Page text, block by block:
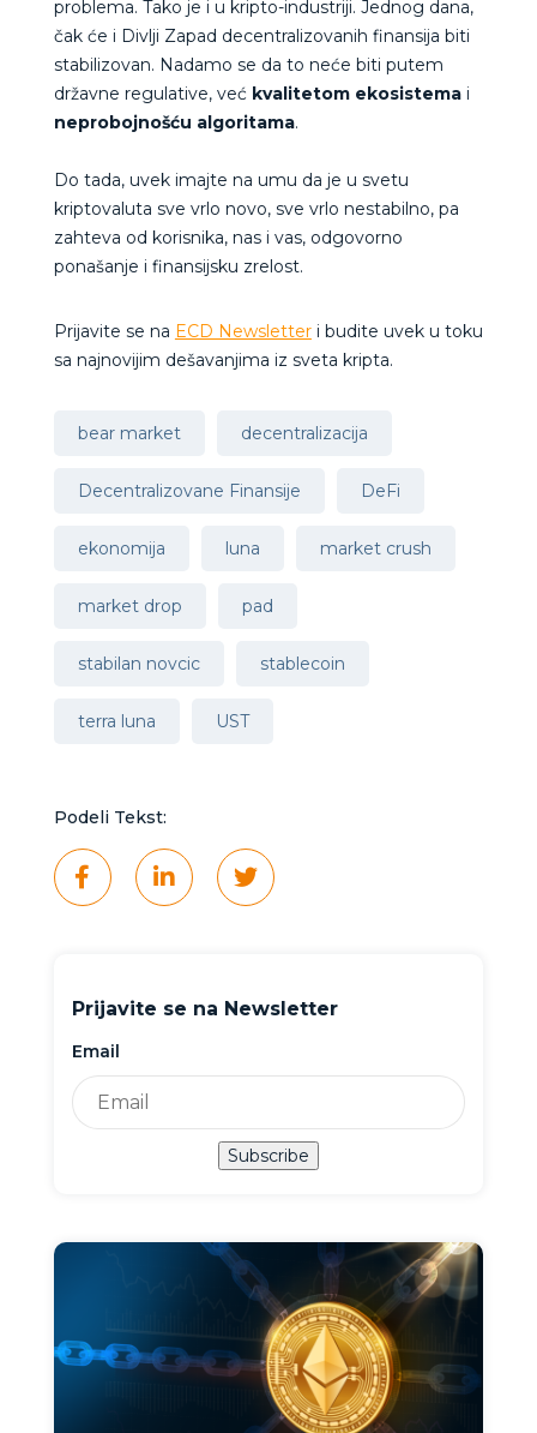
problema. Tako je i u kripto-industriji. Jednog dana,
čak će i Divlji Zapad decentralizovanih finansija biti
stabilizovan. Nadamo se da to neće biti putem
državne regulative, već kvalitetom ekosistemai
neprobojnošću algoritama.
Do tada, uvek imajte na umu da je u svetu
kriptovaluta sve vrlo novo, sve vrlo nestabilno, pa
zahteva od korisnika, nas i vas, odgovorno
ponašanje i finansijsku zrelost.
Prijavite se na ECD Newsletteri budite uvek u toku
sa najnovijim dešavanjima iz sveta kripta.
bear market decentralizacija
Decentralizovane Finansije DeFi
ekonomija luna market crush
market drop pad
stabilan novcic stablecoin
terra luna UST
Podeli Tekst:
Prijavite se na Newsletter
Email
Subscribe